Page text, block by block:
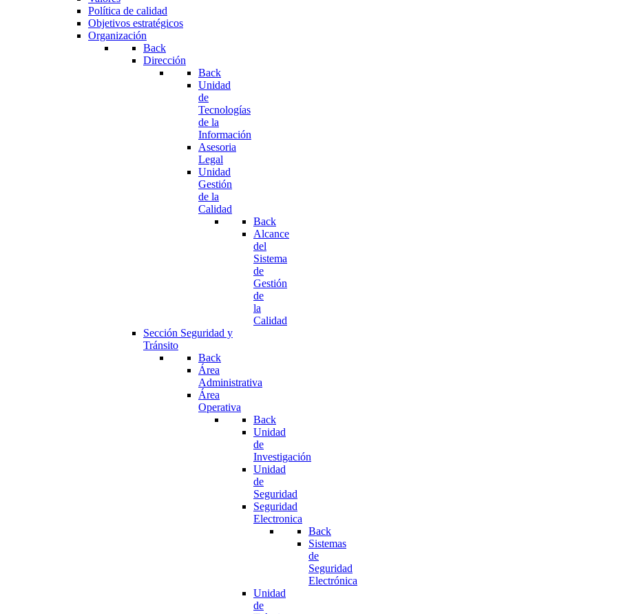
Política de calidad
Objetivos estratégicos
Organización
Back
Dirección
Back
Unidad
de
Tecnologías
de la
Información
Asesoria
Legal
Unidad
Gestión
de la
Calidad
Back
Alcance
del
Sistema
de
Gestión
de
la
Calidad
Sección Seguridad y
Tránsito
Back
Área
Administrativa
Área
Operativa
Back
Unidad
de
Investigación
Unidad
de
Seguridad
Seguridad
Electronica
Back
Sistemas
de
Seguridad
Electrónica
Unidad
de